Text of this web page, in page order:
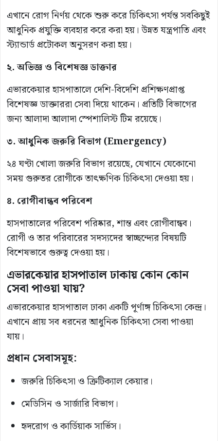
এখানে রোগ নির্ণয় থেকে শুরু করে চিকিৎসা পর্যন্ত সবকিছুই
আধুনিক প্রযুক্তি ব্যবহার করে করা হয়। উন্নত যন্ত্রপাতি এবং
স্ট্যান্ডার্ড প্রটোকল অনুসরণ করা হয়।
২. অভিজ্ঞ ও বিশেষজ্ঞ ডাক্তার
এভারকেয়ার হাসপাতালে দেশি-বিদেশি প্রশিক্ষণপ্রাপ্ত
বিশেষজ্ঞ ডাক্তাররা সেবা দিয়ে থাকেন। প্রতিটি বিভাগের
জন্য আলাদা আলাদা স্পেশালিস্ট টিম রয়েছে।
৩. আধুনিক জরুরি বিভাগ (Emergency)
২৪ ঘণ্টা খোলা জরুরি বিভাগ রয়েছে, যেখানে যেকোনো
সময় গুরুতর রোগীকে তাৎক্ষণিক চিকিৎসা দেওয়া হয়।
৪. রোগীবান্ধব পরিবেশ
হাসপাতালের পরিবেশ পরিষ্কার, শান্ত এবং রোগীবান্ধব।
রোগী ও তার পরিবারের সদস্যদের স্বাচ্ছন্দ্যের বিষয়টি
বিশেষভাবে গুরুত্ব দেওয়া হয়।
এভারকেয়ার হাসপাতাল ঢাকায় কোন কোন
সেবা পাওয়া যায়?
এভারকেয়ার হাসপাতাল ঢাকা একটি পূর্ণাঙ্গ চিকিৎসা কেন্দ্র।
এখানে প্রায় সব ধরনের আধুনিক চিকিৎসা সেবা পাওয়া
যায়।
প্রধান সেবাসমূহ:
জরুরি চিকিৎসা ও ক্রিটিক্যাল কেয়ার।
মেডিসিন ও সার্জারি বিভাগ।
হৃদরোগ ও কার্ডিয়াক সার্ভিস।